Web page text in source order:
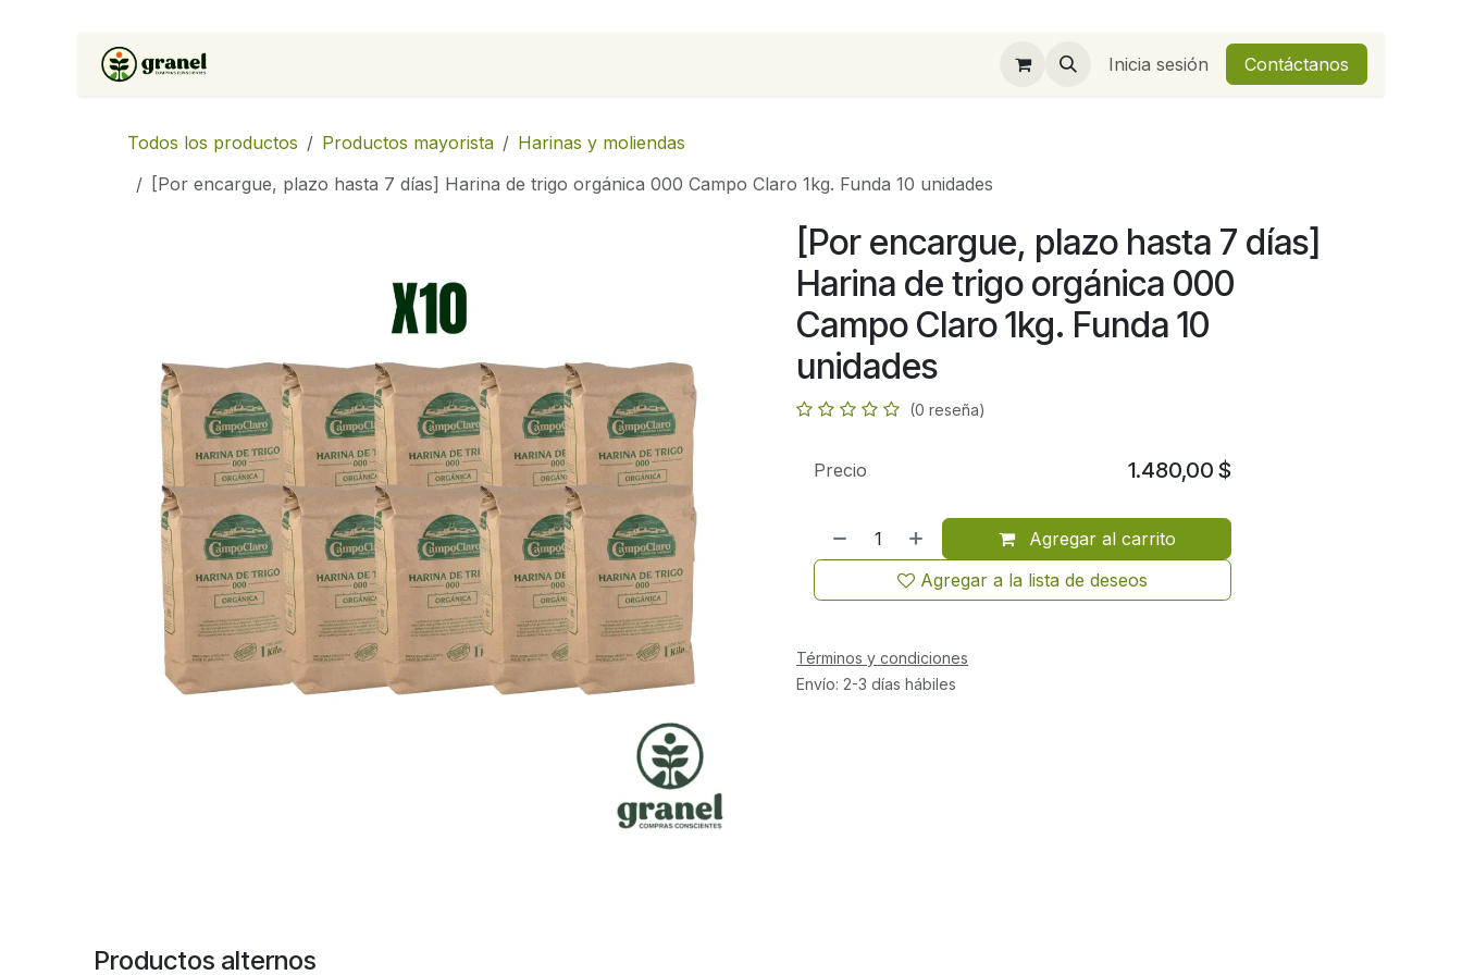
Ir al contenido
Inicia sesión Contáctanos
Todos los productos Productos mayorista
Harinas y moliendas
[Por encargue, plazo hasta 7 días] Harina de trigo orgánica 000 Campo Claro 1kg. Funda 10 unidades
[Por encargue, plazo hasta 7 días]
Harina de trigo orgánica 000
Campo Claro 1kg. Funda 10
unidades
(0 reseña)
Agregar al carrito
Agregar a la lista de deseos
Precio 1.480,00 $
Términos y condiciones
Envío: 2-3 días hábiles
Productos alternos